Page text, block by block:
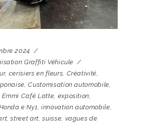
2024
Graffiti Véhicule
, cerisiers en fleurs Créativité
,Customisation automobile
Emmi Café Latte exposition
e:Ny1 innovation automobile
,street art ,suisse vagues de